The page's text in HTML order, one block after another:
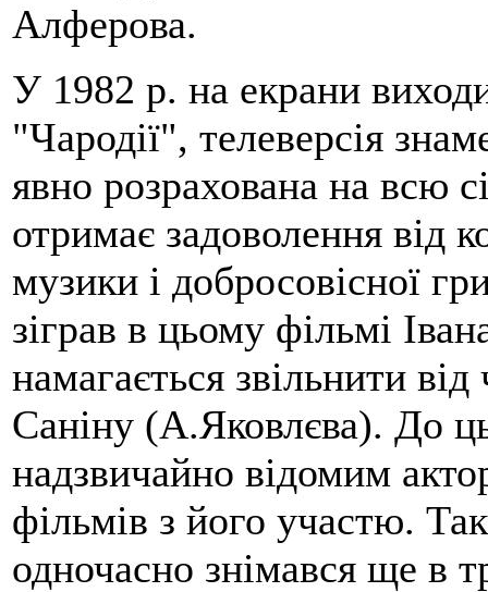
Алферова.
У 1982 р. на екрани
"Чародії", телеверсія
явно розрахована на всю
отримає задоволення від
музики і добросовісної
зіграв в цьому фільмі
намагається звільнити
Саніну (А.Яковлєва). До
надзвичайно відомим
фільмів з його участю.
одночасно знімався ще в